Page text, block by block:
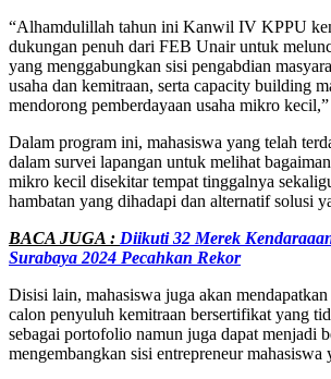
“Alhamdulillah tahun ini Kanwil IV KPPU
dukungan penuh dari FEB Unair untuk
yang menggabungkan sisi pengabdian
usaha dan kemitraan, serta capacity building
mendorong pemberdayaan usaha mikro
Dalam program ini, mahasiswa yang telah
dalam survei lapangan untuk melihat
mikro kecil disekitar tempat tinggalnya
hambatan yang dihadapi dan alternatif solusi
BACA JUGA : Diikuti 32 Merek
Surabaya 2024 Pecahkan Rekor
Disisi lain, mahasiswa juga akan
calon penyuluh kemitraan bersertifikat yang
sebagai portofolio namun juga dapat menjadi
mengembangkan sisi entrepreneur mahasiswa